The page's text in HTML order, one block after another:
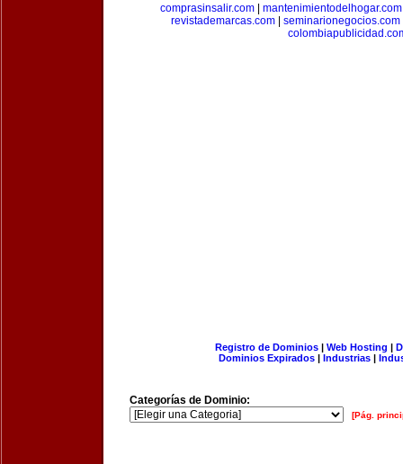
comprasinsalir.com
mantenimientodelhogar.com
revistademarcas.com
seminarionegocios.com
Registro de Dominios| Web Hosting |
Dominios Expirados | Industrias |
Categorías de Dominio:
[Pág.